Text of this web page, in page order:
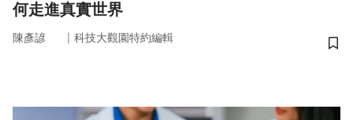
何走進真實世界
陳彥諺 ｜ 科技大觀園特約編輯
儲